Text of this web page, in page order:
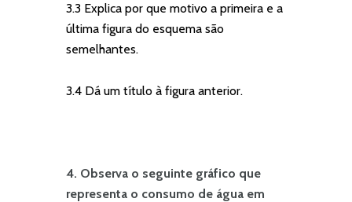
3.3 Explica por que motivo a primeira e a
última figura do esquema são
semelhantes.
3.4 Dá um título à figura anterior.
4. Observa o seguinte gráfico que
representa o consumo de água em